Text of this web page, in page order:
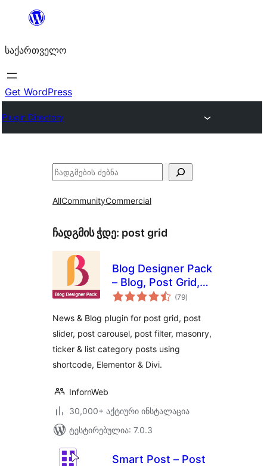
შიგთავსზე
საქართველო
Get WordPress
Plugin Directory
ძებნა
AllCommunityCommercial
ჩადგმის ჭდე: post grid
Blog Designer Pack
– Blog, Post Grid,
Post Slider, Post
Post, News
(79საერთო
რეიტინგი
)
News & Blog plugin for post grid, post
slider, post carousel, post filter, masonry,
ticker & list category posts using
shortcode, Elementor & Divi.
InfornWeb
30,000+ აქტიური ინსტალაცია
ტესტირებულია: 7.0.3
Smart Post – Post